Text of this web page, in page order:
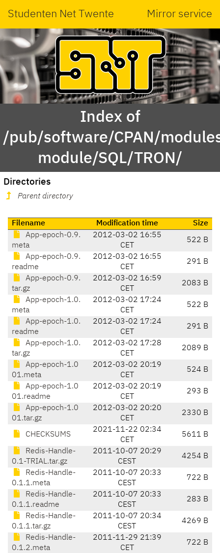
Studenten Net Twente Mirror service
Index of
/pub/software/CPAN/
module/SQL/TRON/
Directories
Parent directory
Filename Modification time
Size
App-epoch-0.9.
meta
2012-03-02 16:55
CET
522 B
App-epoch-0.9.
readme
2012-03-02 16:55
CET
291 B
App-epoch-0.9.
tar.gz
2012-03-02 16:59
CET
2083 B
App-epoch-1.0.
meta
2012-03-02 17:24
CET
522 B
App-epoch-1.0.
readme
2012-03-02 17:24
CET
291 B
App-epoch-1.0.
tar.gz
2012-03-02 17:28
CET
2089 B
App-epoch-1.0
01.meta
2012-03-02 20:19
CET
524 B
App-epoch-1.0
01.readme
2012-03-02 20:19
CET
293 B
App-epoch-1.0
01.tar.gz
2012-03-02 20:20
CET
2330 B
CHECKSUMS
2021-11-22 02:34
CET
5611 B
Redis-Handle-
0.1-TRIAL.tar.gz
2011-10-07 20:29
CEST
4254 B
Redis-Handle-
0.1.1.meta
2011-10-07 20:33
CEST
722 B
Redis-Handle-
0.1.1.readme
2011-10-07 20:33
CEST
283 B
Redis-Handle-
0.1.1.tar.gz
2011-10-07 20:34
CEST
4269 B
Redis-Handle-
0.1.2.meta
2011-11-29 21:39
CET
722 B